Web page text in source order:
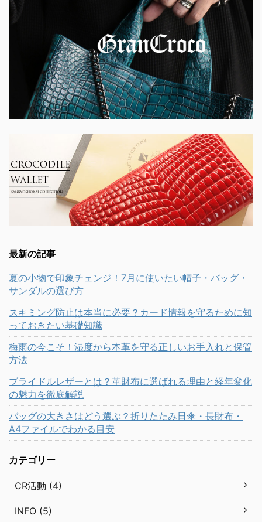
最新の記事
夏の小物で印象チェンジ！7月に使いたい帽子・バッグ・
サンダルの選び方
スキミング防止は本当に必要？カード情報を守るために知
っておきたい基礎知識
梅雨の今こそ！湿度から本革を守る正しいお手入れと保管
方法
ブライドルレザーとは？革財布に選ばれる理由と経年変化
の魅力を徹底解説
バッグの大きさはどう選ぶ？折りたたみ日傘・長財布・
A4ファイルでわかる目安
カテゴリー
CR活動 (4)
INFO (5)